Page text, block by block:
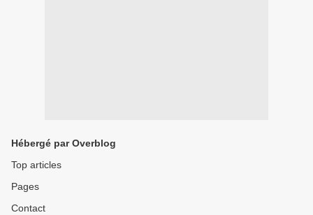
Hébergé par Overblog
Top articles
Pages
Contact